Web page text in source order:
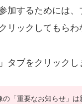
加するためには
リックしてもら
タブをクリックし
の「重要なお知らせ」